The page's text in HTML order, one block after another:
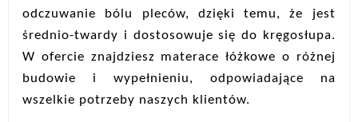
odczuwanie bólu pleców, dzięki temu, że jest
średnio-twardy i dostosowuje się do kręgosłupa.
W ofercie znajdziesz materace łóżkowe o różnej
budowie i wypełnieniu, odpowiadające na
wszelkie potrzeby naszych klientów.